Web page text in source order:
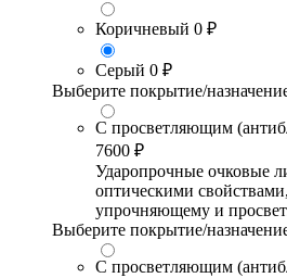
Коричневый 0 ₽
Серый 0 ₽
Выберите покрытие/
С просветляющим
7600 ₽
Ударопрочные очковые
оптическими
упрочняющему и
Выберите покрытие/
С просветляющим